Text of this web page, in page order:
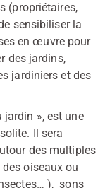
(propriétaires,
sensibiliser la
en œuvre pour
des jardins,
jardiniers et des
jardin », est une
Il sera
des multiples
oiseaux ou
), sons